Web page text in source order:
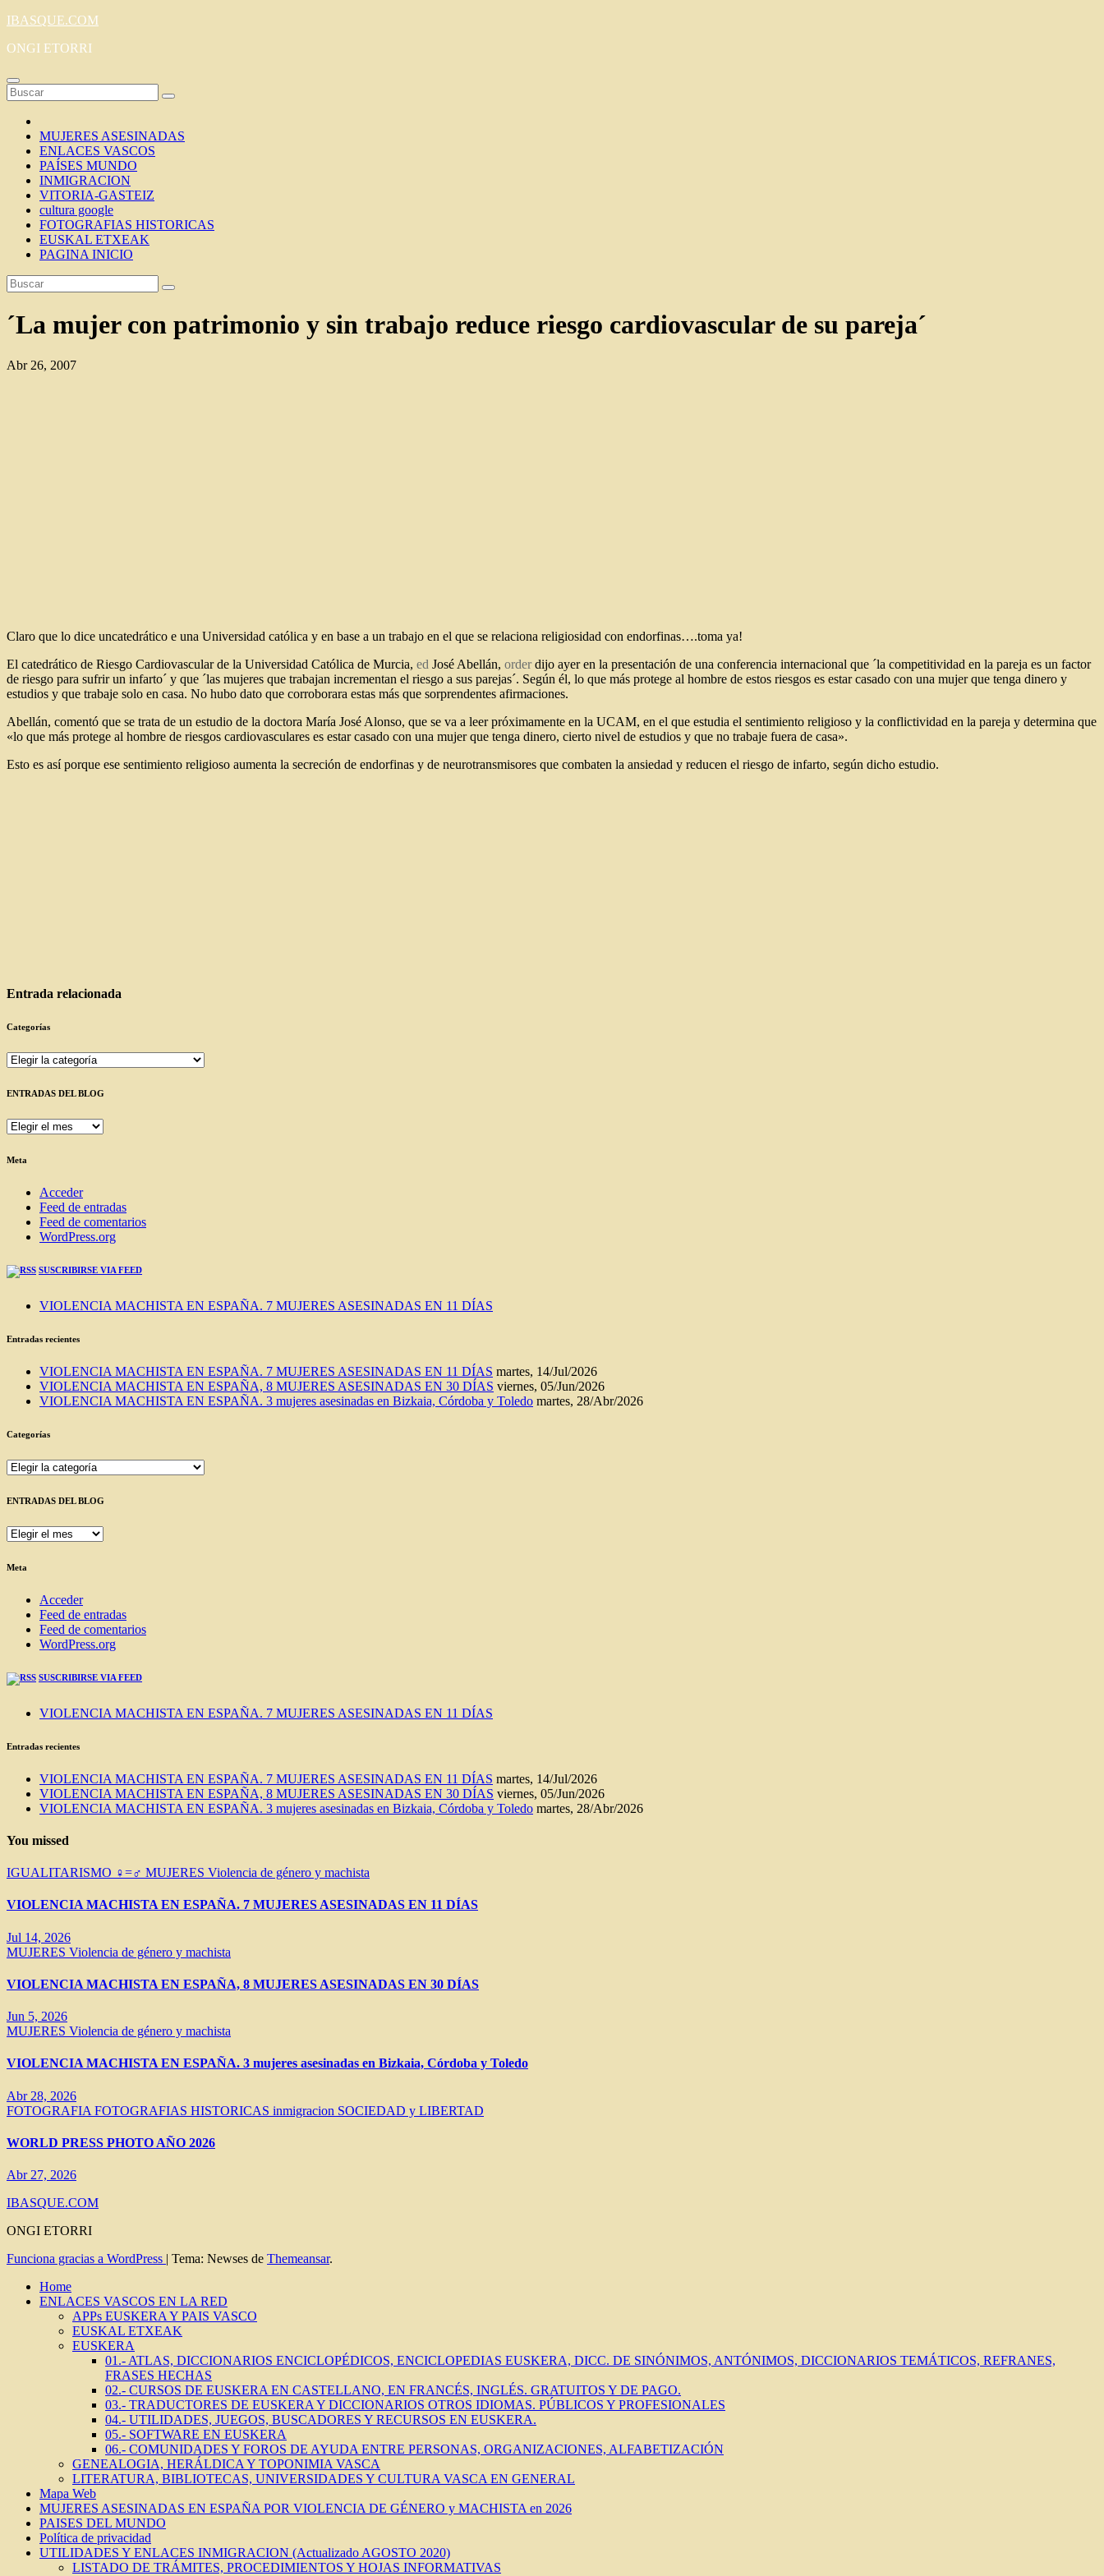
Saltar
contenido
IBASQUE.COM
ONGI ETORRI
MUJERES ASESINADAS
ENLACES VASCOS
PAÍSES MUNDO
INMIGRACION
VITORIA-GASTEIZ
cultura google
FOTOGRAFIAS HISTORICAS
EUSKAL ETXEAK
PAGINA INICIO
´La mujer con patrimonio y sin trabajo reduce riesgo cardiovascular de su pareja´
Abr 26, 2007
Claro que lo dice uncatedrático e una Universidad católica y en base a un trabajo en el que se relaciona religiosidad con endorfinas….toma ya!
El catedrático de Riesgo Cardiovascular de la Universidad Católica de Murcia, ed José Abellán, orderdijo ayer en la presentación de una conferencia internacional que ´la competitividad en la pareja es un factor
de riesgo para sufrir un infarto´ y que ´las mujeres que trabajan incrementan el riesgo a sus parejas´. Según él, lo que más protege al hombre de estos riesgos es estar casado con una mujer que tenga dinero y
estudios y que trabaje solo en casa. No hubo dato que corroborara estas más que sorprendentes afirmaciones.
Abellán, comentó que se trata de un estudio de la doctora María José Alonso, que se va a leer próximamente en la UCAM, en el que estudia el sentimiento religioso y la conflictividad en la pareja y determina que
«lo que más protege al hombre de riesgos cardiovasculares es estar casado con una mujer que tenga dinero, cierto nivel de estudios y que no trabaje fuera de casa».
Esto es así porque ese sentimiento religioso aumenta la secreción de endorfinas y de neurotransmisores que combaten la ansiedad y reducen el riesgo de infarto, según dicho estudio.
Entrada relacionada
Categorías
Categorías
ENTRADAS DEL BLOG
ENTRADAS
BLOG
Meta
Acceder
Feed de entradas
Feed de comentarios
WordPress.org
SUSCRIBIRSE VIA FEED
VIOLENCIA MACHISTA EN ESPAÑA. 7 MUJERES ASESINADAS EN 11 DÍAS
Entradas recientes
VIOLENCIA MACHISTA EN ESPAÑA. 7 MUJERES ASESINADAS EN 11 DÍAS martes, 14/Jul/2026
VIOLENCIA MACHISTA EN ESPAÑA, 8 MUJERES ASESINADAS EN 30 DÍAS viernes, 05/Jun/2026
VIOLENCIA MACHISTA EN ESPAÑA. 3 mujeres asesinadas en Bizkaia, Córdoba y Toledo martes, 28/Abr/2026
Categorías
Categorías
ENTRADAS DEL BLOG
ENTRADAS
BLOG
Meta
Acceder
Feed de entradas
Feed de comentarios
WordPress.org
SUSCRIBIRSE VIA FEED
VIOLENCIA MACHISTA EN ESPAÑA. 7 MUJERES ASESINADAS EN 11 DÍAS
Entradas recientes
VIOLENCIA MACHISTA EN ESPAÑA. 7 MUJERES ASESINADAS EN 11 DÍAS martes, 14/Jul/2026
VIOLENCIA MACHISTA EN ESPAÑA, 8 MUJERES ASESINADAS EN 30 DÍAS viernes, 05/Jun/2026
VIOLENCIA MACHISTA EN ESPAÑA. 3 mujeres asesinadas en Bizkaia, Córdoba y Toledo martes, 28/Abr/2026
You missed
IGUALITARISMO ♀=♂ MUJERES Violencia de género y machista
VIOLENCIA MACHISTA EN ESPAÑA. 7 MUJERES ASESINADAS EN 11 DÍAS
Jul 14, 2026
MUJERES Violencia de género y machista
VIOLENCIA MACHISTA EN ESPAÑA, 8 MUJERES ASESINADAS EN 30 DÍAS
Jun 5, 2026
MUJERES Violencia de género y machista
VIOLENCIA MACHISTA EN ESPAÑA. 3 mujeres asesinadas en Bizkaia, Córdoba y Toledo
Abr 28, 2026
FOTOGRAFIA FOTOGRAFIAS HISTORICAS inmigracion SOCIEDAD y LIBERTAD
WORLD PRESS PHOTO AÑO 2026
Abr 27, 2026
IBASQUE.COM
ONGI ETORRI
Funciona gracias a WordPress | Tema: Newses de Themeansar.
Home
ENLACES VASCOS EN LA RED
APPs EUSKERA Y PAIS VASCO
EUSKAL ETXEAK
EUSKERA
01.- ATLAS, DICCIONARIOS ENCICLOPÉDICOS, ENCICLOPEDIAS EUSKERA, DICC. DE SINÓNIMOS, ANTÓNIMOS, DICCIONARIOS TEMÁTICOS, REFRANES,
FRASES HECHAS
02.- CURSOS DE EUSKERA EN CASTELLANO, EN FRANCÉS, INGLÉS. GRATUITOS Y DE PAGO.
03.- TRADUCTORES DE EUSKERA Y DICCIONARIOS OTROS IDIOMAS. PÚBLICOS Y PROFESIONALES
04.- UTILIDADES, JUEGOS, BUSCADORES Y RECURSOS EN EUSKERA.
05.- SOFTWARE EN EUSKERA
06.- COMUNIDADES Y FOROS DE AYUDA ENTRE PERSONAS, ORGANIZACIONES, ALFABETIZACIÓN
GENEALOGIA, HERÁLDICA Y TOPONIMIA VASCA
LITERATURA, BIBLIOTECAS, UNIVERSIDADES Y CULTURA VASCA EN GENERAL
Mapa Web
MUJERES ASESINADAS EN ESPAÑA POR VIOLENCIA DE GÉNERO y MACHISTA en 2026
PAISES DEL MUNDO
Política de privacidad
UTILIDADES Y ENLACES INMIGRACION (Actualizado AGOSTO 2020)
LISTADO DE TRÁMITES, PROCEDIMIENTOS Y HOJAS INFORMATIVAS